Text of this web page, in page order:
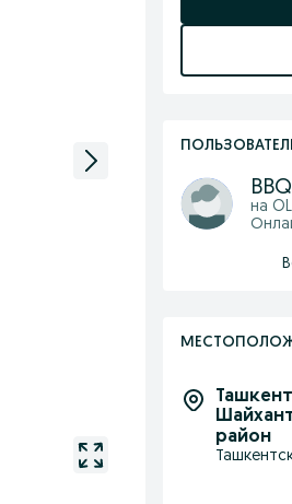
на
Ташкент
район